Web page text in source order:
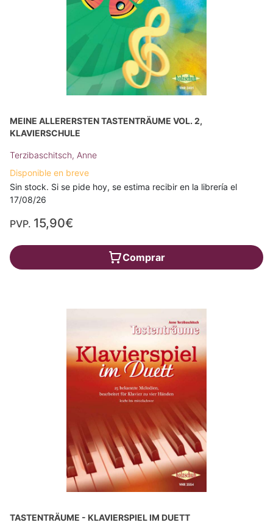
MEINE ALLERERSTEN TASTENTRÄUME VOL. 2,
KLAVIERSCHULE
Terzibaschitsch, Anne
Disponible en breve
Sin stock. Si se pide hoy, se estima recibir en la librería el
17/08/26
PVP. 15,90€
Comprar
TASTENTRÄUME - KLAVIERSPIEL IM DUETT